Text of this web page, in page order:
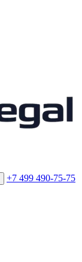
+7 499 490-75-75